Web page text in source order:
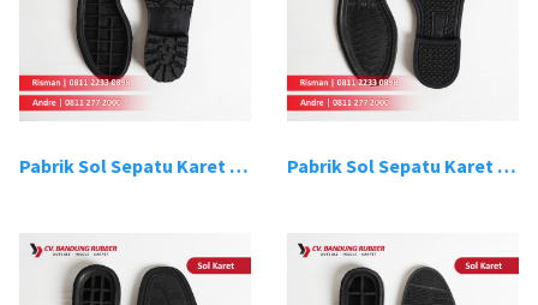
Pabrik Sol Sepatu Karet Bandung 1 Pabrik Sol Sepatu Karet Bandung 2